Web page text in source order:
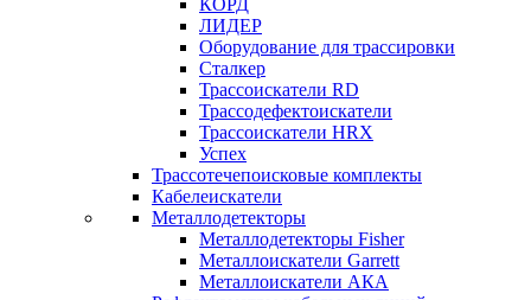
КОРД
ЛИДЕР
Оборудование для трассировки
Сталкер
Трасcоискатели RD
Трассодефектоискатели
Трассоискатели HRX
Успех
Трассотечепоисковые комплекты
Кабелеискатели
Металлодетекторы
Металлодетекторы Fisher
Металлоискатели Garrett
Металлоискатели АКА